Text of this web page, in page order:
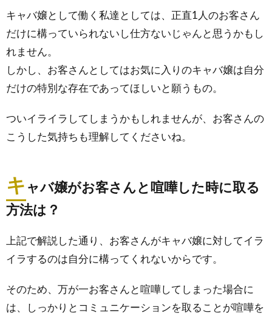
キャバ嬢として働く私達としては、正直1人のお客さん
だけに構っていられないし仕方ないじゃんと思うかもし
れません。
しかし、お客さんとしてはお気に入りのキャバ嬢は自分
だけの特別な存在であってほしいと願うもの。
ついイライラしてしまうかもしれませんが、お客さんの
こうした気持ちも理解してくださいね。
キ ャバ嬢がお客さんと喧嘩した時に取る
方法は？
上記で解説した通り、お客さんがキャバ嬢に対してイラ
イラするのは自分に構ってくれないからです。
そのため、万が一お客さんと喧嘩してしまった場合に
は、しっかりとコミュニケーションを取ることが喧嘩を